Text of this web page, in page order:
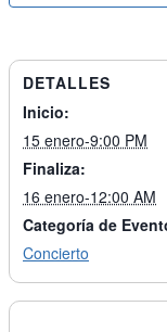
DETALLES
Inicio:
15 enero-9:00 PM
Finaliza:
16 enero-12:00 AM
Categoría de
Concierto